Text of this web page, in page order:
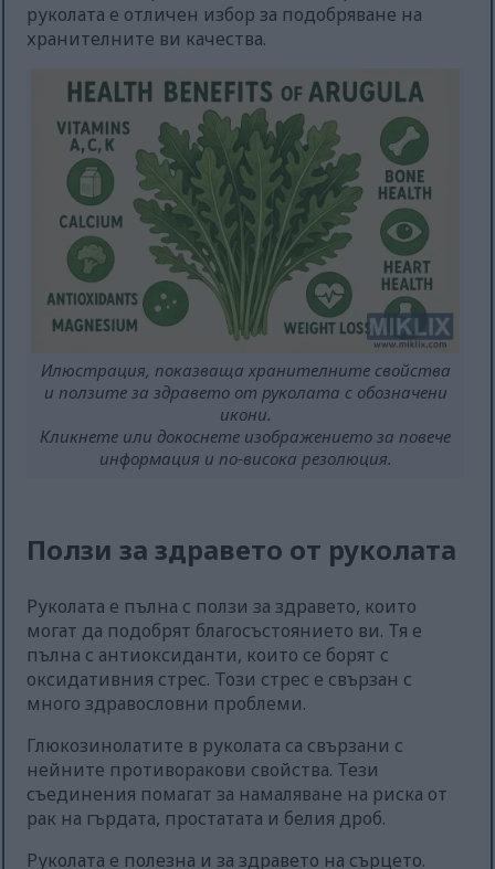
руколата е отличен избор за подобряване на
хранителните ви качества.
Илюстрация, показваща хранителните свойства
и ползите за здравето от руколата с обозначени
икони.
Кликнете или докоснете изображението за повече
информация и по-висока резолюция.
Ползи за здравето от руколата
Руколата е пълна с ползи за здравето, които
могат да подобрят благосъстоянието ви. Тя е
пълна с антиоксиданти, които се борят с
оксидативния стрес. Този стрес е свързан с
много здравословни проблеми.
Глюкозинолатите в руколата са свързани с
нейните противоракови свойства. Тези
съединения помагат за намаляване на риска от
рак на гърдата, простатата и белия дроб.
Руколата е полезна и за здравето на сърцето.